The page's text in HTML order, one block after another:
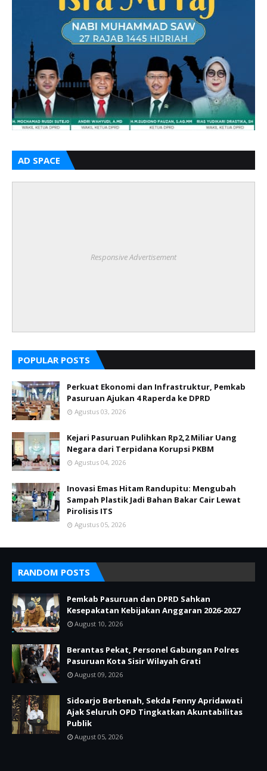
AD SPACE
Responsive Advertisement
POPULAR POSTS
Perkuat Ekonomi dan Infrastruktur, Pemkab
Pasuruan Ajukan 4 Raperda ke DPRD
Agustus 03, 2026
Kejari Pasuruan Pulihkan Rp2,2 Miliar Uang
Negara dari Terpidana Korupsi PKBM
Agustus 04, 2026
Inovasi Emas Hitam Randupitu: Mengubah
Sampah Plastik Jadi Bahan Bakar Cair Lewat
Pirolisis ITS
Agustus 05, 2026
RANDOM POSTS
Pemkab Pasuruan dan DPRD Sahkan
Kesepakatan Kebijakan Anggaran 2026-2027
August 10, 2026
Berantas Pekat, Personel Gabungan Polres
Pasuruan Kota Sisir Wilayah Grati
August 09, 2026
Sidoarjo Berbenah, Sekda Fenny Apridawati
Ajak Seluruh OPD Tingkatkan Akuntabilitas
Publik
August 05, 2026